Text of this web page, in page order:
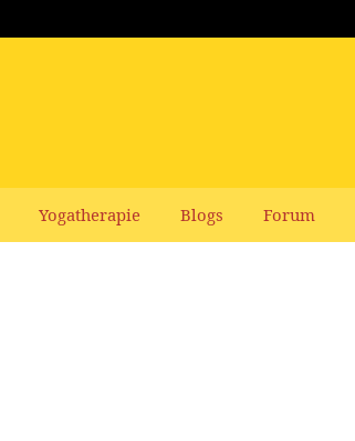
Yogatherapie Blogs Forum